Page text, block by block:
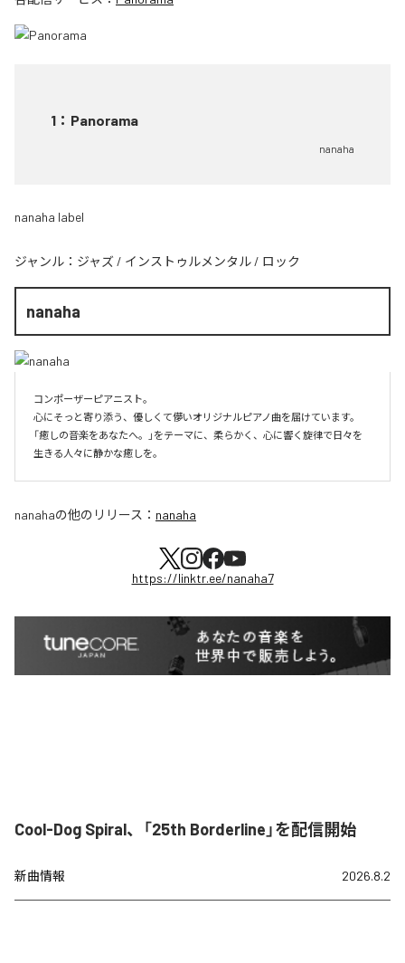
1 ： Panorama
nanaha
nanaha label
ジャンル： ジャズ / インストゥルメンタル / ロック
nanaha
コンポーザーピアニスト。
心にそっと寄り添う、優しくて儚いオリジナルピアノ曲を届けています。
「癒しの音楽をあなたへ。」をテーマに、柔らかく、心に響く旋律で日々を
生きる人々に静かな癒しを。
nanahaの他のリリース： nanaha
https://linktr.ee/nanaha7
Cool-Dog Spiral、「25th Borderline」を配信開始
新曲情報 2026.8.2